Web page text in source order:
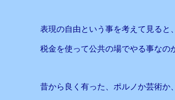
表現の自由という事を考えて見ると
税金を使って公共の場でやる事なの
昔から良く有った、ポルノか芸術か